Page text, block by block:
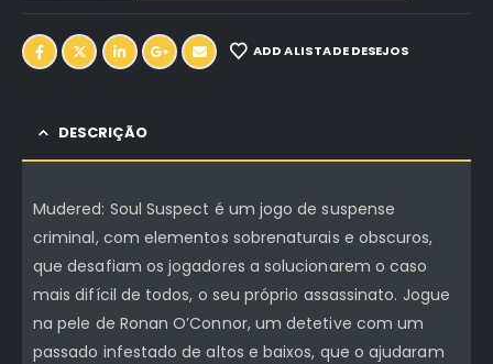
ADD A LISTA DE DESEJOS
DESCRIÇÃO
Mudered: Soul Suspect é um jogo de suspense
criminal, com elementos sobrenaturais e obscuros,
que desafiam os jogadores a solucionarem o caso
mais difícil de todos, o seu próprio assassinato. Jogue
na pele de Ronan O’Connor, um detetive com um
passado infestado de altos e baixos, que o ajudaram